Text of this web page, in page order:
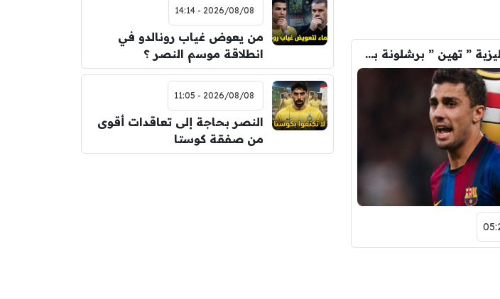
صور : صحيفة انجليزية ” تهين ” برشلونة بسبب رودري
2026/08/08 - 14:14
من يعوض غياب رونالدو في
انطلاقة موسم النصر ؟
2026/08/08 - 11:05
النصر بحاجة إلى تعاقدات أقوى
من صفقة كوستا